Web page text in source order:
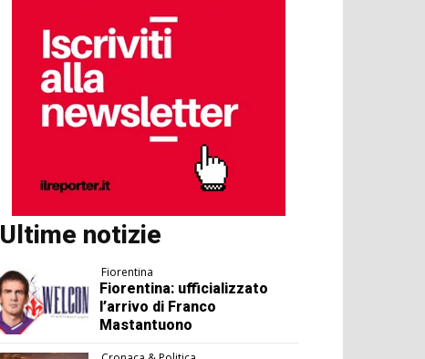
Ultime notizie
Fiorentina
Fiorentina: ufficializzato
l’arrivo di Franco
Mastantuono